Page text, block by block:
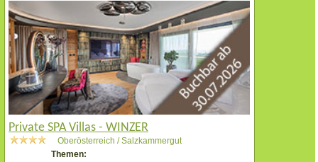
Private SPA Villas - WINZER
Oberösterreich / Salzkammergut
Themen: